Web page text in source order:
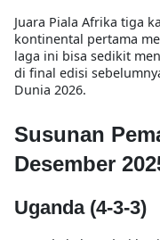
Juara Piala Afrika tiga
kontinental pertama
laga ini bisa sedikit
di final edisi
Dunia 2026.
Susunan
Desember
Uganda (4-3-3)